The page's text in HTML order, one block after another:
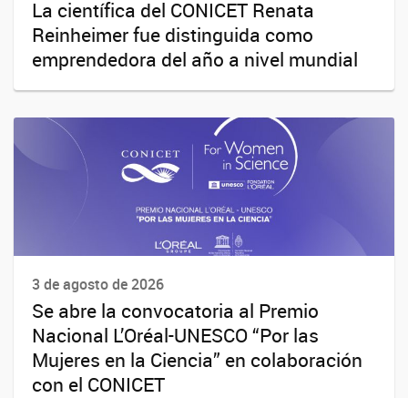
La científica del CONICET Renata
Reinheimer fue distinguida como
emprendedora del año a nivel mundial
3 de agosto de 2026
Se abre la convocatoria al Premio
Nacional L’Oréal-UNESCO “Por las
Mujeres en la Ciencia” en colaboración
con el CONICET